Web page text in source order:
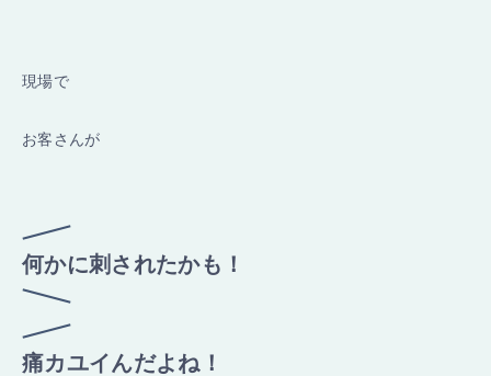
現場で
お客さんが
何かに刺されたかも！
痛カユイんだよね！